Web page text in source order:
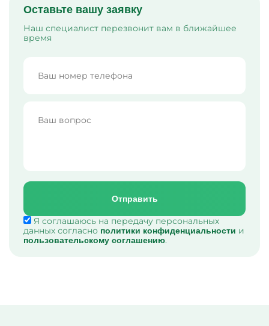
Оставьте вашу заявку
Наш специалист перезвонит вам в ближайшее
время
Отправить
Я соглашаюсь на передачу персональных
данных согласно политики конфиденциальности и
пользовательскому соглашению.